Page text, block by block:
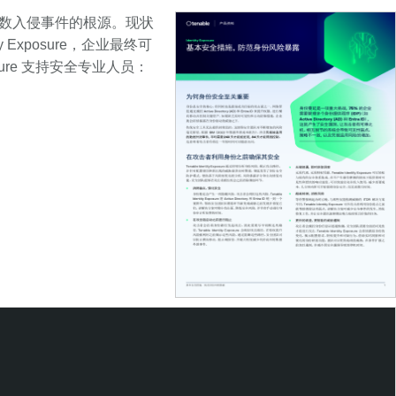
入侵事件的根源。现状
Exposure，企业最终可
支持安全专业人员：